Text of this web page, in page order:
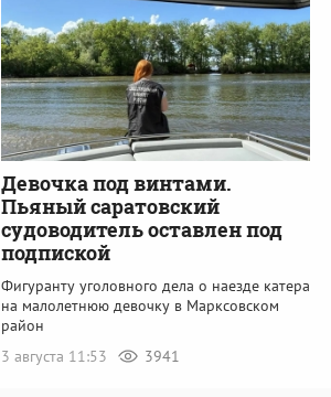
Девочка под винтами.
Пьяный саратовский
судоводитель оставлен под
подпиской
Фигуранту уголовного дела о наезде катера
на малолетнюю девочку в Марксовском
район
3 августа 11:53
3941